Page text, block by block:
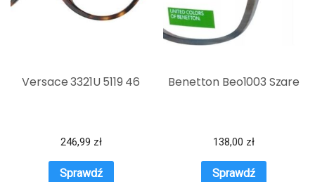
Versace 3321U 5119 46
246,99 zł
Sprawdź
Benetton Beo1003 Szare
138,00 zł
Sprawdź